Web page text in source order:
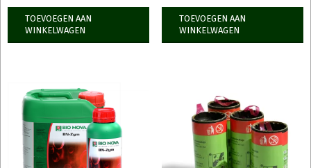
TOEVOEGEN AAN
WINKELWAGEN
TOEVOEGEN AAN
WINKELWAGEN